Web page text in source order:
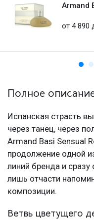
Armand
от 4 890
Полное
Испанская страсть
через танец, через
Armand Basi Sensual
продолжение одной
линий бренда и сразу
лишь отчасти
композиции.
Ветвь цветущего